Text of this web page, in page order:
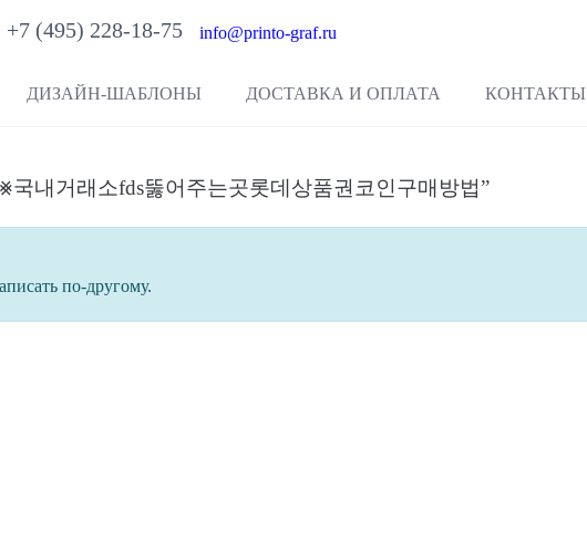
+7 (495) 228-18-75info@printo-graf.ru
ДИЗАЙН-ШАБЛОНЫ ДОСТАВКА И ОПЛАТА КОНТАКТЫ
국내거래소fds뚫어주는곳롯데상품권코인구매방법”
по-другому.